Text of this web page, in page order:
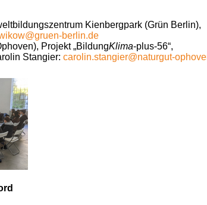
Kienbergpark (Grün Berlin),
berlin.de
Projekt „BildungKlima-plus-56“,
Stangier: carolin.stangier@naturgut-